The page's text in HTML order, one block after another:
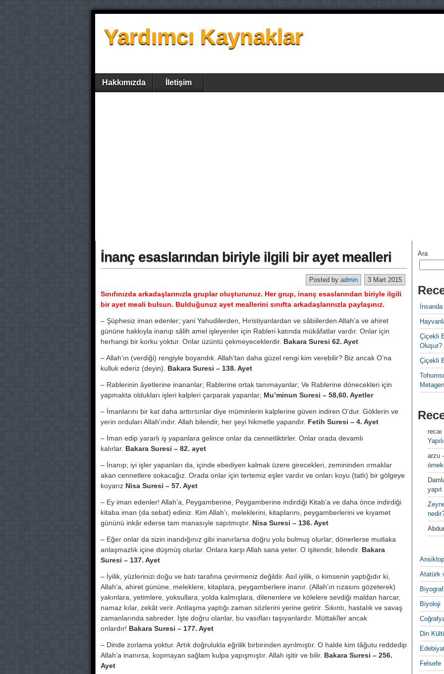
Yardımcı Kaynaklar
Hakkımızda İletişim
İnanç esaslarından biriyle ilgili bir ayet mealleri
3 Mart 2015
Posted by admin
Sınıfınızda arkadaşlarınızla gruplar oluşturunuz. Her grup, inanç esaslarından biriyle ilgili
bir ayet meali bulsun. Bulduğunuz ayet meallerini sınıfta arkadaşlarınızla paylaşınız.
– Şüphesiz iman edenler; yani Yahudilerden, Hıristiyanlardan ve sâbiilerden Allah’a ve ahiret
gününe hakkıyla inanıp sâlih amel işleyenler için Rableri katında mükâfatlar vardır. Onlar için
herhangi bir korku yoktur. Onlar üzüntü çekmeyeceklerdir. Bakara Suresi 62. Ayet
– Allah’ın (verdiği) rengiyle boyandık. Allah’tan daha güzel rengi kim verebilir? Biz ancak O’na
kulluk ederiz (deyin). Bakara Suresi – 138. Ayet
– Rablerinin âyetlerine inananlar; Rablerine ortak tanımayanlar; Ve Rablerine dönecekleri için
yapmakta oldukları işleri kalpleri çarparak yapanlar; Mu’minun Suresi – 58,60. Ayetler
– İmanlarını bir kat daha arttırsınlar diye müminlerin kalplerine güven indiren O’dur. Göklerin ve
yerin orduları Allah’ındır. Allah bilendir, her şeyi hikmetle yapandır. Fetih Suresi – 4. Ayet
– İman edip yararlı iş yapanlara gelince onlar da cennetliktirler. Onlar orada devamlı
kalırlar. Bakara Suresi – 82. ayet
– İnanıp; iyi işler yapanları da, içinde ebediyen kalmak üzere girecekleri, zemininden ırmaklar
akan cennetlere sokacağız. Orada onlar için tertemiz eşler vardır ve onları koyu (tatlı) bir gölgeye
koyarız Nisa Suresi – 57. Ayet
– Ey iman edenler! Allah’a, Peygamberine, Peygamberine indirdiği Kitab’a ve daha önce indirdiği
kitaba iman (da sebat) ediniz. Kim Allah’ı, meleklerini, kitaplarını, peygamberlerini ve kıyamet
gününü inkâr ederse tam manasıyle sapıtmıştır. Nisa Suresi – 136. Ayet
– Eğer onlar da sizin inandığınız gibi inanırlarsa doğru yolu bulmuş olurlar; dönerlerse mutlaka
anlaşmazlık içine düşmüş olurlar. Onlara karşı Allah sana yeter. O işitendir, bilendir. Bakara
Suresi – 137. Ayet
– İyilik, yüzlerinizi doğu ve batı tarafına çevirmeniz değildir. Asıl iyilik, o kimsenin yaptığıdır ki,
Allah’a, ahiret gününe, meleklere, kitaplara, peygamberlere inanır. (Allah’ın rızasını gözeterek)
yakınlara, yetimlere, yoksullara, yolda kalmışlara, dilenenlere ve kölelere sevdiği maldan harcar,
namaz kılar, zekât verir. Antlaşma yaptığı zaman sözlerini yerine getirir. Sıkıntı, hastalık ve savaş
zamanlarında sabreder. İşte doğru olanlar, bu vasıfları taşıyanlardır. Müttakîler ancak
onlardır! Bakara Suresi – 177. Ayet
– Dinde zorlama yoktur. Artık doğrulukla eğrilik birbirinden ayrılmıştır. O halde kim tâğutu reddedip
Allah’a inanırsa, kopmayan sağlam kulpa yapışmıştır. Allah işitir ve bilir. Bakara Suresi – 256.
Ayet
Ara
Çiçekli
Oluşur?
Çiçekli
arzu
Atatürk
Biyoloji
Din
Felsefe